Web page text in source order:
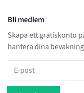
Bli medlem
Skapa ett gratiskonto
hantera dina
E-post